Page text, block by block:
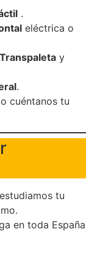
.
eléctrica o
Transpaleta y
.
o cuéntanos tu
estudiamos tu
en toda España